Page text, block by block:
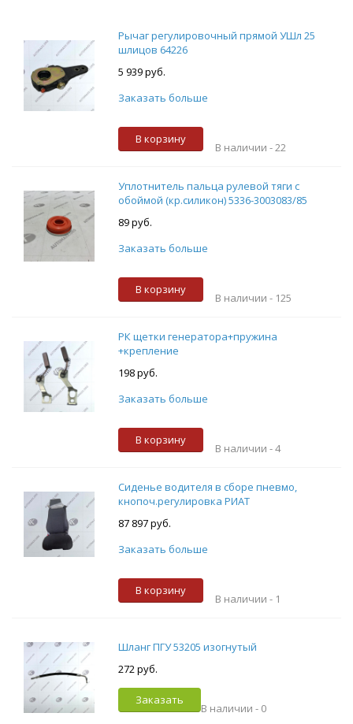
Рычаг регулировочный прямой УШл 25
шлицов 64226
5 939 руб.
Заказать больше
В корзину
В наличии -22
Уплотнитель пальца рулевой тяги с
обоймой (кр.силикон) 5336-3003083/85
89 руб.
Заказать больше
В корзину
В наличии - 125
РК щетки генератора+пружина
+крепление
198 руб.
Заказать больше
В корзину
В наличии -4
Сиденье водителя в сборе пневмо,
кнопоч.регулировка РИАТ
87 897 руб.
Заказать больше
В корзину
В наличии - 1
Шланг ПГУ 53205 изогнутый
272 руб.
Заказать
В наличии - 0